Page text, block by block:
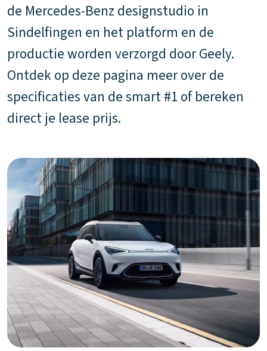
de Mercedes-Benz designstudio in
Sindelfingen en het platform en de
productie worden verzorgd door Geely.
Ontdek op deze pagina meer over de
specificaties van de smart #1 of bereken
direct je lease prijs.